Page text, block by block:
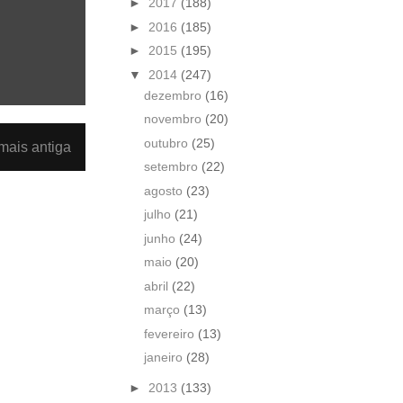
antiga
► 2017 (188)
► 2016 (185)
► 2015 (195)
▼ 2014 (247)
dezembro (16)
novembro (20)
outubro (25)
setembro (22)
agosto (23)
julho (21)
junho (24)
maio (20)
abril (22)
março (13)
fevereiro (13)
janeiro (28)
► 2013 (133)